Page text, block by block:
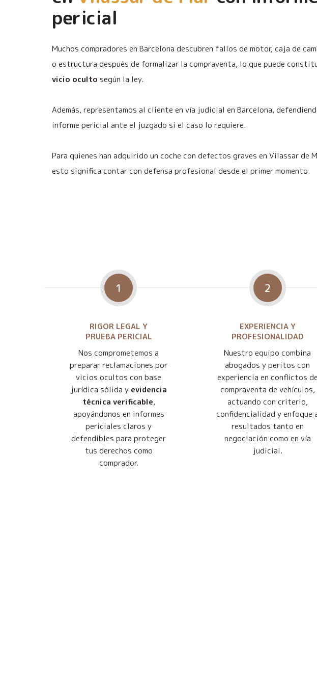
pericial
Muchos compradores en Barcelona descubren fallos de motor, caja de
o estructura después de formalizar la compraventa, lo que puede
vicio oculto según la ley.
Además, representamos al cliente en vía judicial en Barcelona,
informe pericial ante el juzgado si el caso lo requiere.
Para quienes han adquirido un coche con defectos graves en Vilassar de
esto significa contar con defensa profesional desde el primer momento.
1
RIGOR LEGAL Y
PRUEBA PERICIAL
Nos comprometemos a
preparar reclamaciones por
vicios ocultos con base
jurídica sólida y evidencia
técnica verificable,
apoyándonos en informes
periciales claros y
defendibles para proteger
tus derechos como
comprador.
2
EXPERIENCIA Y
PROFESIONALIDAD
Nuestro equipo combina
abogados y peritos con
experiencia en conflictos de
compraventa de vehículos,
actuando con criterio,
confidencialidad y enfoque
resultados tanto en
negociación como en vía
judicial.